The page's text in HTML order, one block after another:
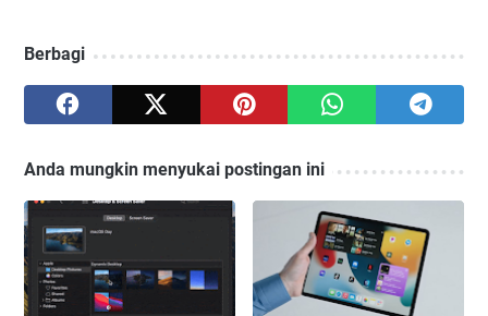
Berbagi
Anda mungkin menyukai postingan ini